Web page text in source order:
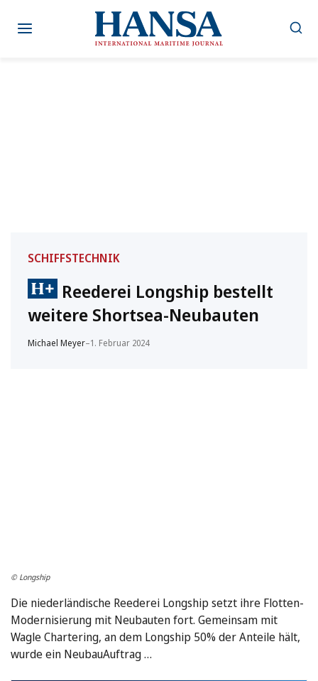
Inhalt
SCHIFFSTECHNIK
Reederei Longship bestellt
weitere Shortsea-Neubauten
Michael Meyer–1. Februar 2024
© Longship
Die niederländische Reederei Longship setzt ihre Flotten-
Modernisierung mit Neubauten fort. Gemeinsam mit
Wagle Chartering, an dem Longship 50% der Anteile hält,
wurde ein NeubauAuftrag …